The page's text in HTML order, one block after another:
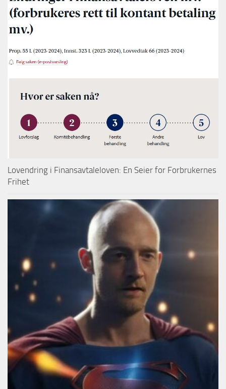
Lovendring i Finansavtaleloven: En Seier for Forbrukernes
Frihet